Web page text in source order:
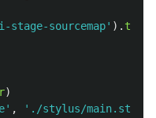
stage-sourcemap' ).
)
' , ' ./stylus/main.styl